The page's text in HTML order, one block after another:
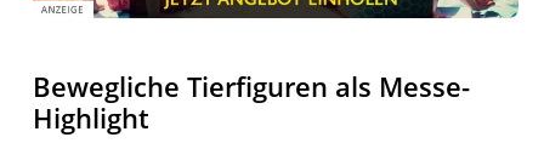
Bewegliche Tierfiguren als Messe-
Highlight